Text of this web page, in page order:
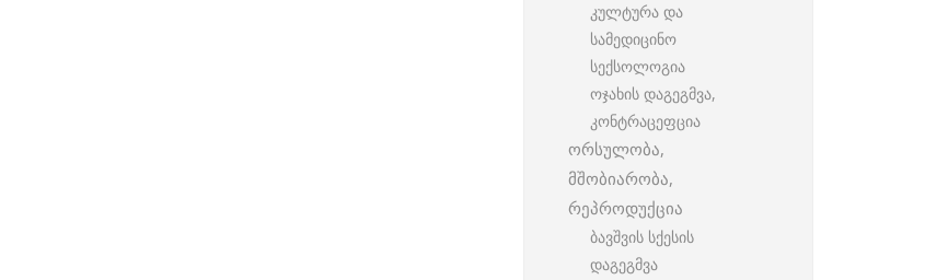
კულტურა და
სამედიცინო
სექსოლოგია
ოჯახის დაგეგმვა,
კონტრაცეფცია
ორსულობა,
მშობიარობა,
რეპროდუქცია
ბავშვის სქესის
დაგეგმვა